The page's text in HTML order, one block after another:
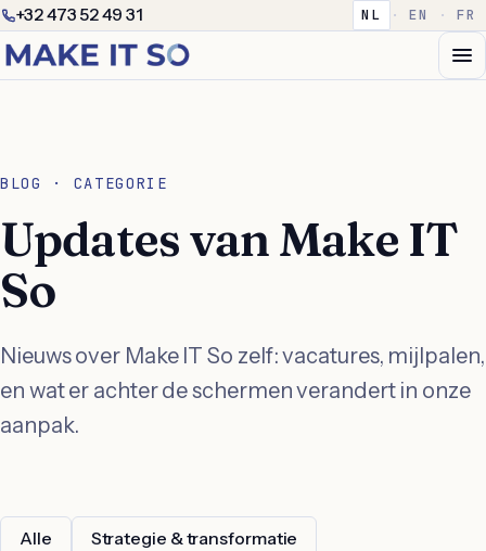
+32 473 52 49 31 NL · EN · FR
BLOG · CATEGORIE
Updates van Make IT
So
Nieuws over Make IT So zelf: vacatures, mijlpalen,
en wat er achter de schermen verandert in onze
aanpak.
Alle Strategie & transformatie